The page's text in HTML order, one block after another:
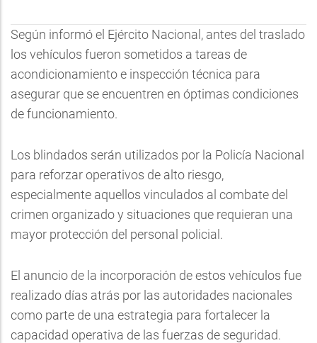
Según informó el Ejército Nacional, antes del traslado
los vehículos fueron sometidos a tareas de
acondicionamiento e inspección técnica para
asegurar que se encuentren en óptimas condiciones
de funcionamiento.
Los blindados serán utilizados por la Policía Nacional
para reforzar operativos de alto riesgo,
especialmente aquellos vinculados al combate del
crimen organizado y situaciones que requieran una
mayor protección del personal policial.
El anuncio de la incorporación de estos vehículos fue
realizado días atrás por las autoridades nacionales
como parte de una estrategia para fortalecer la
capacidad operativa de las fuerzas de seguridad.